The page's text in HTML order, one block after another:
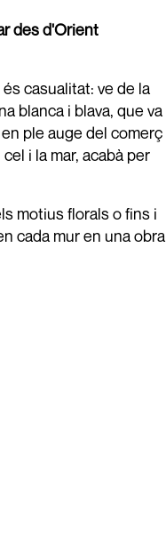
des d'Orient
casualitat: ve de la
blanca i blava, que va
ple auge del comerç
i la mar, acabà per
motius florals o fins i
cada mur en una obra